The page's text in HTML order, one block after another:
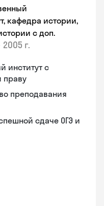
кафедра истории,
с доп.
2005 г.
институт с
праву
преподавания
сдаче ОГЭ и